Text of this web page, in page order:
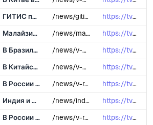
ГИТИС посвятил новый номер «Театрального журнала» детскому театру /news/gitis-posvyatil-novyy-nomer-teatralnogo-zhurnala-detskomu-teatru/ https://tvbrics.com/news/gitis-posvya...
Малайзия планирует расширить торговое сотрудничество со странами БРИКС в 2025 году /news/malayziya-planiruet-rasshirit-torgovoe-sotrudnichestvo-so-stranami-briks-v-2025-godu/ https://tvbrics.com/news/malayziya-pl...
В Бразилии создадут женский симфонический оркестр БРИКС /news/v-brazilii-sozdadut-zhenskiy-simfonicheskiy-orkestr-briks/ https://tvbrics.com/news/v-brazilii-s...
В Китайском культурном центре в Москве отметили Праздник весны /news/v-kitayskom-kulturnom-tsentre-v-moskve-otmetili-prazdnik-vesny/ https://tvbrics.com/news/v-kitayskom-...
В России наградили 10 победителей Премии молодых лидеров БРИКС и ШОС /news/v-rossii-nagradili-10-pobediteley-premii-molodykh-liderov-briks-i-shos/ https://tvbrics.com/news/v-rossii-nag...
Индия и Китай договорились о возобновлении прямых авиарейсов /news/indiya-i-kitay-dogovorilis-o-vozobnovlenii-pryamykh-aviareysov/ https://tvbrics.com/news/indiya-i-kit...
В России выйдет юбилейный публицистический цикл о всемирно известных авторах-международниках издания «За рубежом» /news/v-rossii-vyydet-yubileynyy-publitsisticheskiy-tsikl-o-vsemirno-izvestnykh-avtorakh-mezhdunarodnikakh/ https://tvbrics.com/news/v-rossii-vyy...